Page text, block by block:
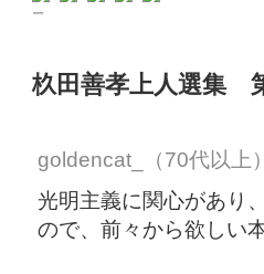
ー
杦田善孝上人選集
goldencat_
（70代以上
光明主義に関心があり
ので、前々から欲しい